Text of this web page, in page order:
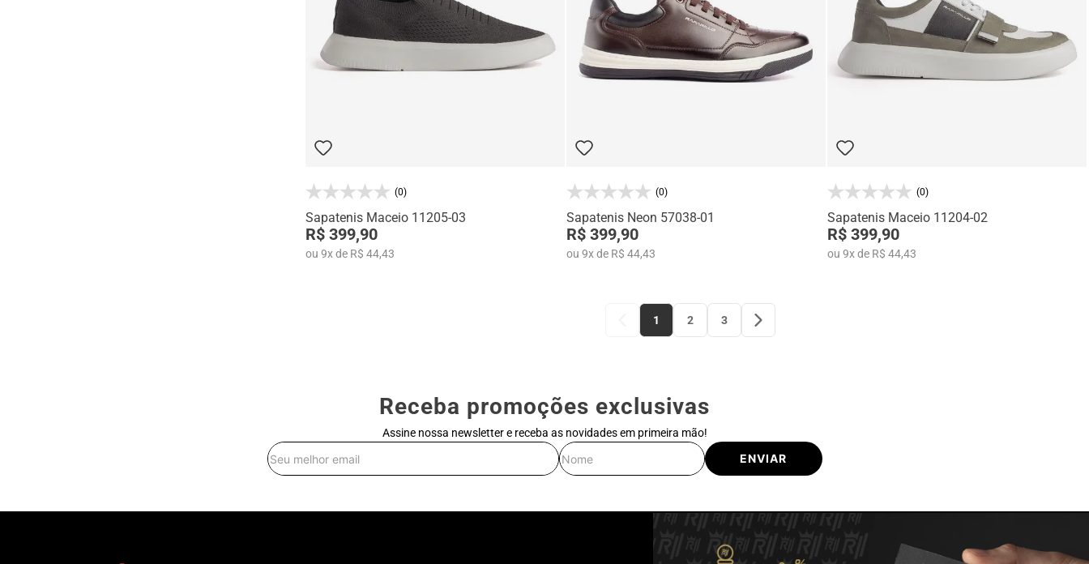
(0)
Sapatenis Maceio 11205-03
R$ 399,90
ou 9xde R$ 44,43
(0)
Sapatenis Neon 57038-01
R$ 399,90
ou 9xde R$ 44,43
(0)
Sapatenis Maceio 11204-02
R$ 399,90
ou 9xde R$ 44,43
1 2 3
Receba promoções exclusivas
Assine nossa newsletter e receba as novidades em primeira mão!
ENVIAR